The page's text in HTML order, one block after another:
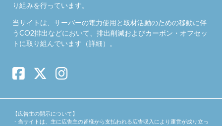
り組みを行っています。
当サイトは、サーバーの電力使用と取材活動のための移動に伴
うCO2排出などにおいて、排出削減およびカーボン・オフセッ
トに取り組んでいます（詳細）。
【広告主の開示について】
・当サイトは、主に広告主の皆様から支払われる広告収入により運営が成り立っ